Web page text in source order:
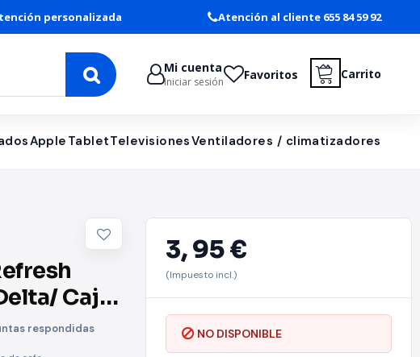
personalizada Atención al cliente 655 84 59 92
Mi cuenta
Iniciar sesión Favoritos Carrito
Apple TabletTelevisionesVentiladores / climatizadores
Caja
respondidas
3,95 €
(Impuesto incl.)
NO DISPONIBLE